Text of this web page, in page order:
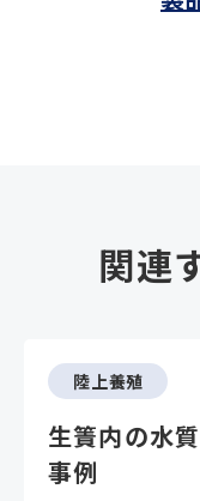
関連
陸上養殖
生簀内の水
事例